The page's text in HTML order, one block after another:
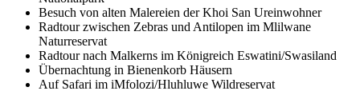
Besuch von alten Malereien der Khoi San Ureinwohner
Radtour zwischen Zebras und Antilopen im Mlilwane
Naturreservat
Radtour nach Malkerns im Königreich Eswatini/Swasiland
Übernachtung in Bienenkorb Häusern
Auf Safari im iMfolozi/Hluhluwe Wildreservat